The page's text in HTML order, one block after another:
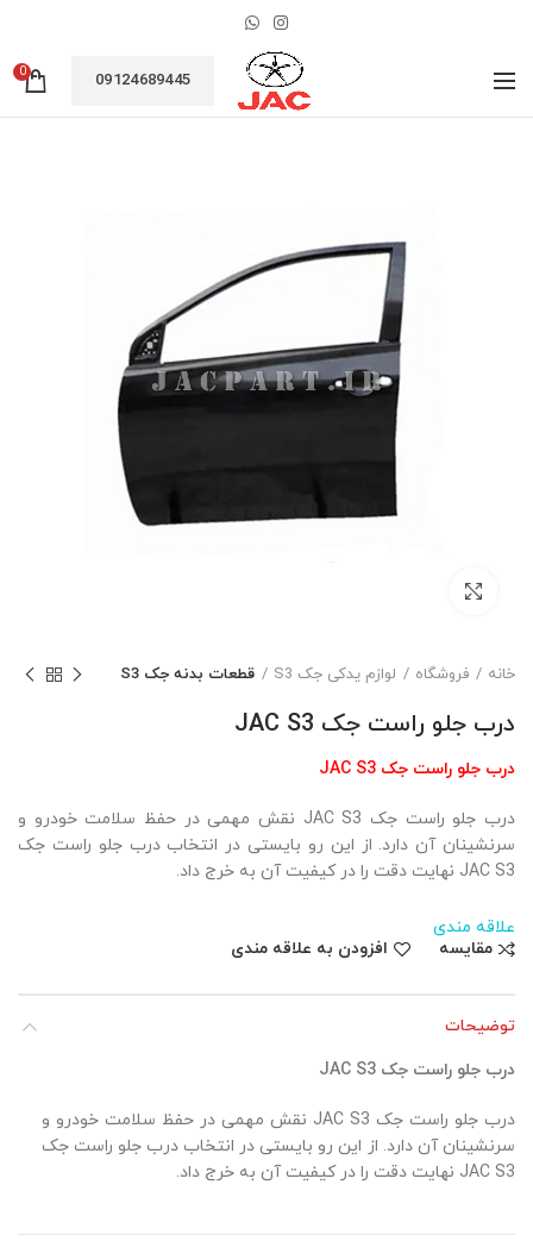
09124689445
0
خانه فروشگاه لوازم یدکی جک S3 قطعات بدنه جک S3
درب جلو راست جک JAC S3
درب جلو راست جک JAC S3
درب جلو راست جک JAC S3 نقش مهمی در حفظ سلامت خودرو و
سرنشینان آن دارد. از این رو بایستی در انتخاب درب جلو راست جک
JAC S3 نهایت دقت را در کیفیت آن به خرج داد.
علاقه مندی
مقایسه
افزودن به علاقه مندی
توضیحات
درب جلو راست جک JAC S3
درب جلو راست جک JAC S3 نقش مهمی در حفظ سلامت خودرو و
سرنشینان آن دارد. از این رو بایستی در انتخاب درب جلو راست جک
JAC S3 نهایت دقت را در کیفیت آن به خرج داد.